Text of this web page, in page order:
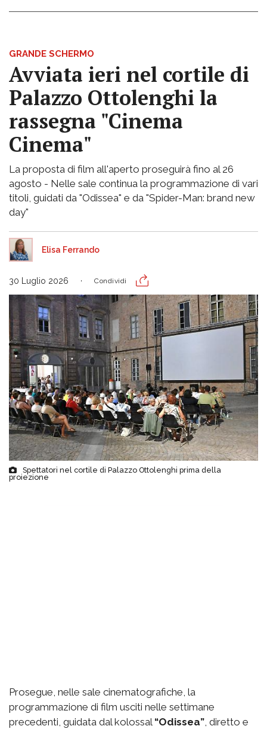
GRANDE SCHERMO
Avviata ieri nel cortile di
Palazzo Ottolenghi la
rassegna "Cinema
Cinema"
La proposta di film all'aperto proseguirà fino al 26
agosto - Nelle sale continua la programmazione di vari
titoli, guidati da "Odissea" e da "Spider-Man: brand new
day"
Elisa Ferrando
30 Luglio 2026 Condividi
Spettatori nel cortile di Palazzo Ottolenghi prima della
proiezione
Prosegue, nelle sale cinematografiche, la
programmazione di film usciti nelle settimane
precedenti, guidata dal kolossal “Odissea”, diretto e